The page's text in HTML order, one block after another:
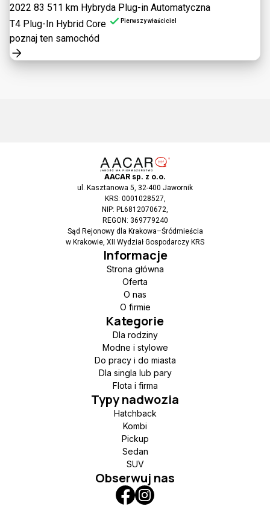
2022 83 511 km Hybryda Plug-in Automatyczna
T4 Plug-In Hybrid Core
Pierwszy właściciel
poznaj ten samochód
AACAR sp. z o.o.
ul. Kasztanowa 5, 32-400 Jawornik
KRS: 0001028527,
NIP: PL6812070672,
REGON: 369779240
Sąd Rejonowy dla Krakowa–Śródmieścia
w Krakowie, XII Wydział Gospodarczy KRS
Informacje
Strona główna
Oferta
O nas
O firmie
Kategorie
Dla rodziny
Modne i stylowe
Do pracy i do miasta
Dla singla lub pary
Flota i firma
Typy nadwozia
Hatchback
Kombi
Pickup
Sedan
SUV
Obserwuj nas